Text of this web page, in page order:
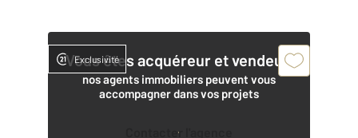
Vous êtes acquéreur et vendeur,
nos agents immobiliers peuvent vous
accompagner dans vos projets
Contacter l'agence
Exclusivité